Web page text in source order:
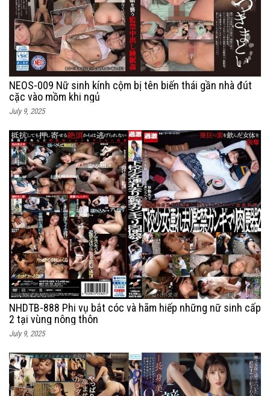
NEOS-009 Nữ sinh kính cộm bị tên biến thái gần nhà đút
cặc vào mồm khi ngủ
July 9, 2025
NHDTB-888 Phi vụ bắt cóc và hãm hiếp những nữ sinh cấp
2 tại vùng nông thôn
July 9, 2025